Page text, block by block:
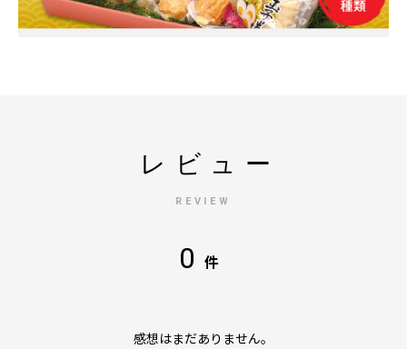
レビュー
REVIEW
0 件
感想はまだありません。